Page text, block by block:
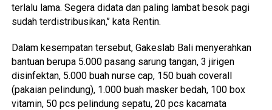
terlalu lama. Segera didata dan paling lambat besok pagi
sudah terdistribusikan,’’ kata Rentin.
Dalam kesempatan tersebut, Gakeslab Bali menyerahkan
bantuan berupa 5.000 pasang sarung tangan, 3 jirigen
disinfektan, 5.000 buah nurse cap, 150 buah coverall
(pakaian pelindung), 1.000 buah masker bedah, 100 box
vitamin, 50 pcs pelindung sepatu, 20 pcs kacamata